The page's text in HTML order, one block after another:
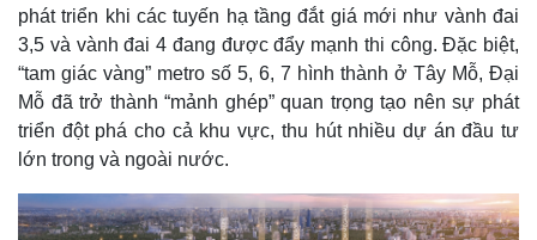
phát triển khi các tuyến hạ tầng đắt giá mới như vành đai
3,5 và vành đai 4 đang được đẩy mạnh thi công. Đặc biệt,
“tam giác vàng” metro số 5, 6, 7 hình thành ở Tây Mỗ, Đại
Mỗ đã trở thành “mảnh ghép” quan trọng tạo nên sự phát
triển đột phá cho cả khu vực, thu hút nhiều dự án đầu tư
lớn trong và ngoài nước.